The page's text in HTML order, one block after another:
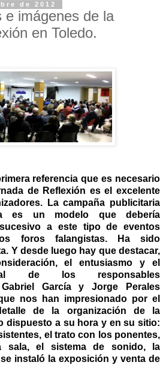
de 2012
e imágenes de la
en Toledo.
referencia que es necesario
de Reflexión es el excelente
La campaña publicitaria
es un modelo que debería
a este tipo de eventos
foros falangistas. Ha sido
Y desde luego hay que destacar,
el entusiasmo y el
de los responsables
Gabriel García y Jorge Perales
nos han impresionado por el
de la organización de la
dispuesto a su hora y en su sitio:
el trato con los ponentes,
sala, el sistema de sonido, la
instaló la exposición y venta de